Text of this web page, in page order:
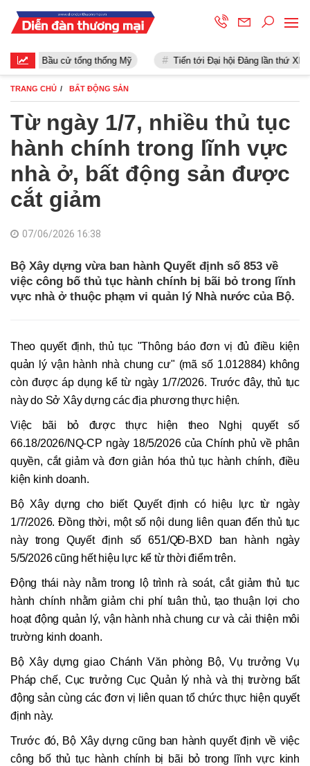
Bầu cử tổng thống Mỹ Tiến tới Đại hội Đảng lần thứ XIII
TRANG CHỦ BẤT ĐỘNG SẢN
Từ ngày 1/7, nhiều thủ tục
hành chính trong lĩnh vực
nhà ở, bất động sản được
cắt giảm
07/06/2026 16:38
Bộ Xây dựng vừa ban hành Quyết định số 853 về
việc công bố thủ tục hành chính bị bãi bỏ trong lĩnh
vực nhà ở thuộc phạm vi quản lý Nhà nước của Bộ.
Theo quyết định, thủ tục "Thông báo đơn vị đủ điều kiện
quản lý vận hành nhà chung cư" (mã số 1.012884) không
còn được áp dụng kể từ ngày 1/7/2026. Trước đây, thủ tục
này do Sở Xây dựng các địa phương thực hiện.
Việc bãi bỏ được thực hiện theo Nghị quyết số
66.18/2026/NQ-CP ngày 18/5/2026 của Chính phủ về phân
quyền, cắt giảm và đơn giản hóa thủ tục hành chính, điều
kiện kinh doanh.
Bộ Xây dựng cho biết Quyết định có hiệu lực từ ngày
1/7/2026. Đồng thời, một số nội dung liên quan đến thủ tục
này trong Quyết định số 651/QĐ-BXD ban hành ngày
5/5/2026 cũng hết hiệu lực kể từ thời điểm trên.
Động thái này nằm trong lộ trình rà soát, cắt giảm thủ tục
hành chính nhằm giảm chi phí tuân thủ, tạo thuận lợi cho
hoạt động quản lý, vận hành nhà chung cư và cải thiện môi
trường kinh doanh.
Bộ Xây dựng giao Chánh Văn phòng Bộ, Vụ trưởng Vụ
Pháp chế, Cục trưởng Cục Quản lý nhà và thị trường bất
động sản cùng các đơn vị liên quan tổ chức thực hiện quyết
định này.
Trước đó, Bộ Xây dựng cũng ban hành quyết định về việc
công bố thủ tục hành chính bị bãi bỏ trong lĩnh vực kinh